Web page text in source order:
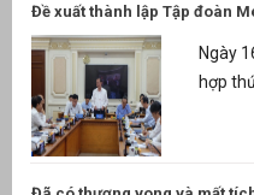
Đề xuất thành lập Tập đoàn
Ngày
hợp